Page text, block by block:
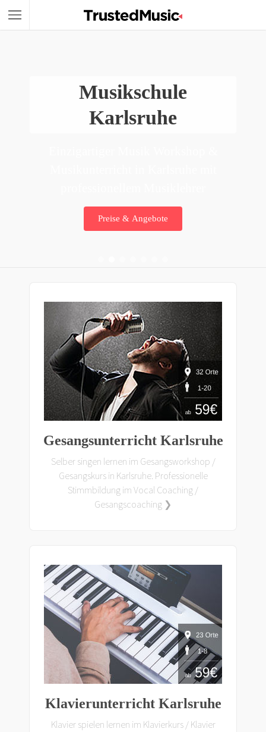
Musikschule
Karlsruhe
Gesangsunterricht Karlsruhe
Selber singen lernen im Gesangsworkshop /
Gesangskurs in Karlsruhe. Professionelle
Stimmbildung im Vocal Coaching /
Gesangscoaching ❯
Klavierunterricht Karlsruhe
Klavier spielen lernen im Klavierkurs / Klavier